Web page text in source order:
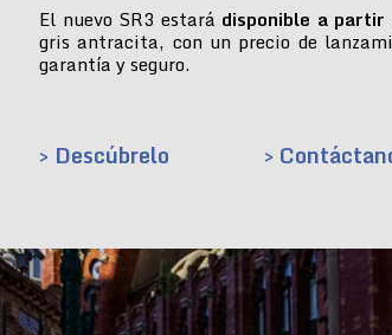
El nuevo SR3 estará disponible a
gris antracita, con un precio de
garantía y seguro.
> Descúbrelo >